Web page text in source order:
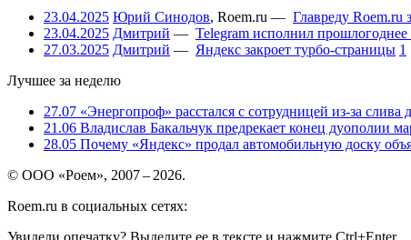
23.04.2025 Юрий Синодов, Roem.ru — Главреду Roem.ru
23.04.2025 Дмитрий — Telegram исполнил
27.03.2025 Дмитрий — Яндекс закроет турбо-страницы 1
Лучшее за неделю
27.07 «Энергопроф» расстался с сотрудницей из-за
21.06 Владислав Бакальчук предрекает конец дуополии
28.05 Почему «Яндекс» продал автомобильную доску
© ООО «Роем», 2007 – 2026.
Roem.ru в социальных сетях: